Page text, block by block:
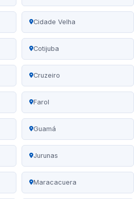
Cidade Velha
Cotijuba
Cruzeiro
Farol
Guamá
Jurunas
Maracacuera